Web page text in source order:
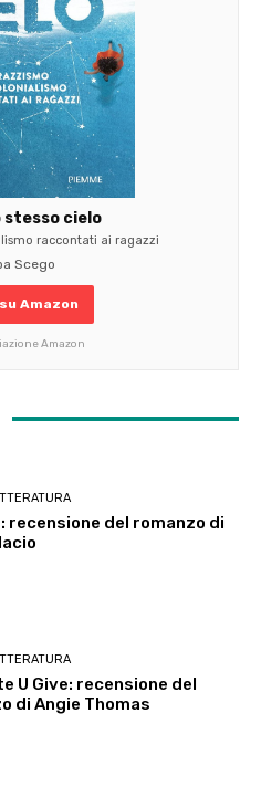
stesso cielo
raccontati ai ragazzi
Scego
Amazon
Amazon
recensione del romanzo di
U Give: recensione del
di Angie Thomas